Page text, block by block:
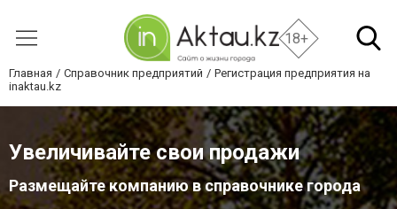
18+
Главная Справочник предприятий
Регистрация предприятия на
inaktau.kz
Увеличивайте свои продажи
Размещайте компанию в справочнике города